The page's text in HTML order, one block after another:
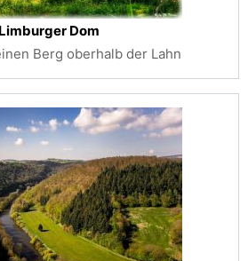
Limburger Dom
Berg oberhalb der Lahn